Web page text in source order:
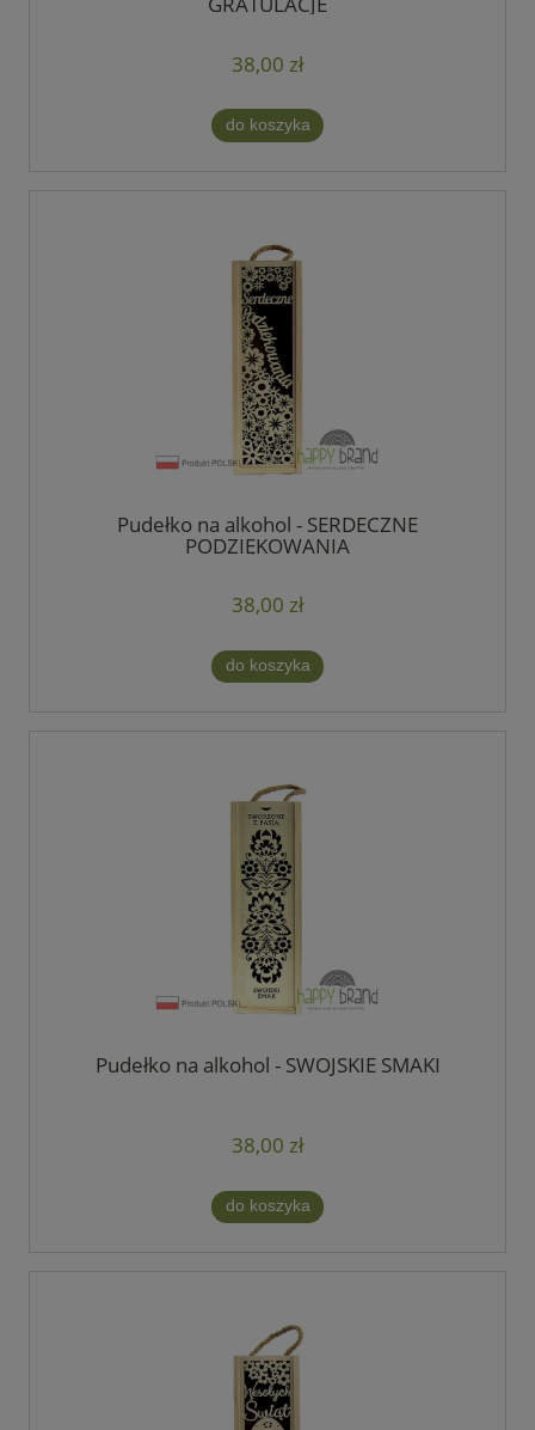
38,00 zł
do koszyka
Pudełko na alkohol - SERDECZNE
PODZIĘKOWANIA
38,00 zł
do koszyka
Pudełko na alkohol - SWOJSKIE SMAKI
38,00 zł
do koszyka